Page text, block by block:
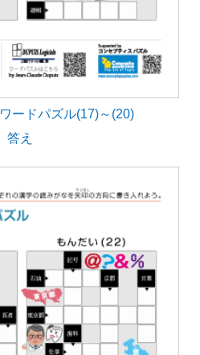
ードパズル(17)～(20)
答え